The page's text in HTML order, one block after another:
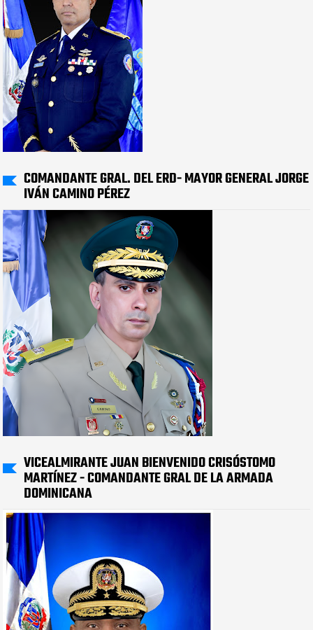
COMANDANTE GRAL. DEL ERD- MAYOR GENERAL JORGE
IVÁN CAMINO PÉREZ
VICEALMIRANTE JUAN BIENVENIDO CRISÓSTOMO
MARTÍNEZ - COMANDANTE GRAL DE LA ARMADA
DOMINICANA